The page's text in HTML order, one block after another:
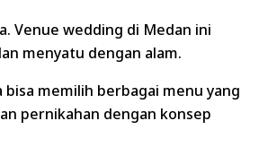
Venue wedding di Medan ini
menyatu dengan alam.
memilih berbagai menu yang
pernikahan dengan konsep